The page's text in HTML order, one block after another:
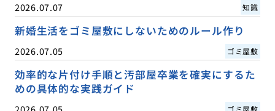
2026.07.07 知識
新婚生活をゴミ屋敷にしないためのルール作り
2026.07.05 ゴミ屋敷
効率的な片付け手順と汚部屋卒業を確実にするた
めの具体的な実践ガイド